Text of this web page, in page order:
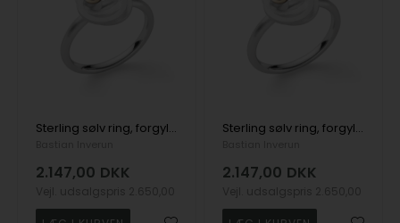
Sterling sølv ring, forgyldt, rhodineret sandb/blank, 0,02ct W-SI
2.147,00 DKK
Sterling sølv ring, forgyldt, rhodineret sandb/blank, 0,02ct W-SI
2.147,00 DKK